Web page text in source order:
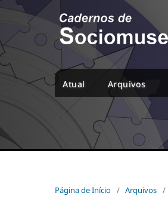
Atual Arquivos
Página de Início / Arquivos /